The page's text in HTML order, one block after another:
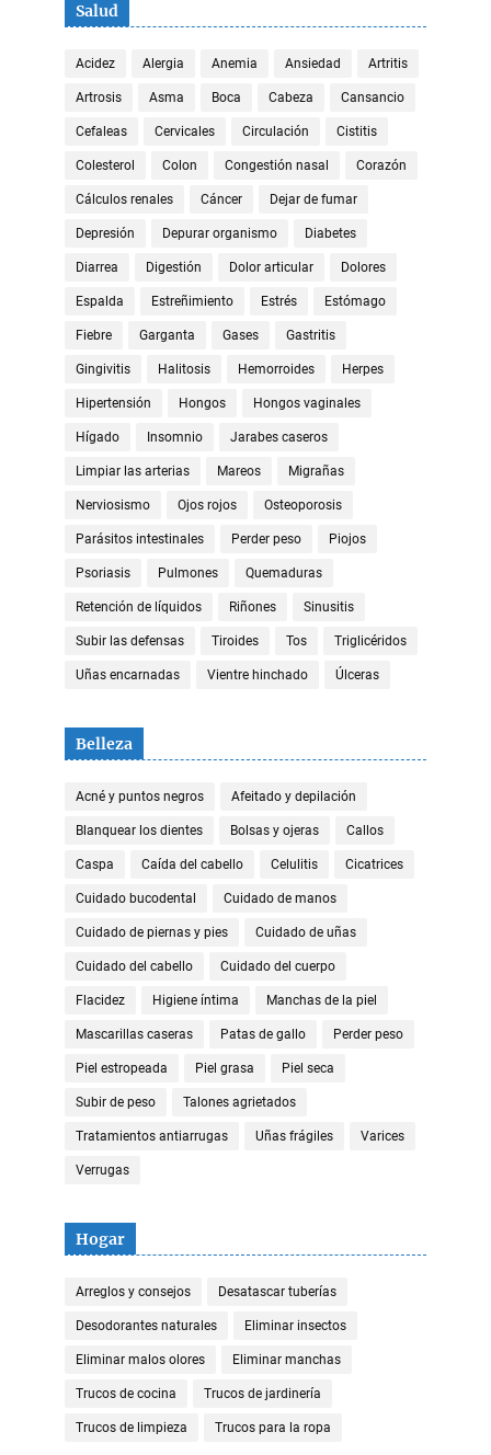
Salud
Acidez Alergia Anemia Ansiedad Artritis
Artrosis Asma Boca Cabeza Cansancio
Cefaleas Cervicales Circulación Cistitis
Colesterol Colon Congestión nasal Corazón
Cálculos renales Cáncer Dejar de fumar
Depresión Depurar organismo Diabetes
Diarrea Digestión Dolor articular Dolores
Espalda Estreñimiento Estrés Estómago
Fiebre Garganta Gases Gastritis
Gingivitis Halitosis Hemorroides Herpes
Hipertensión Hongos Hongos vaginales
Hígado Insomnio Jarabes caseros
Limpiar las arterias Mareos Migrañas
Nerviosismo Ojos rojos Osteoporosis
Parásitos intestinales Perder peso Piojos
Psoriasis Pulmones Quemaduras
Retención de líquidos Riñones Sinusitis
Subir las defensas Tiroides Tos Triglicéridos
Uñas encarnadas Vientre hinchado Úlceras
Belleza
Acné y puntos negros Afeitado y depilación
Blanquear los dientes Bolsas y ojeras Callos
Caspa Caída del cabello Celulitis Cicatrices
Cuidado bucodental Cuidado de manos
Cuidado de piernas y pies Cuidado de uñas
Cuidado del cabello Cuidado del cuerpo
Flacidez Higiene íntima Manchas de la piel
Mascarillas caseras Patas de gallo Perder peso
Piel estropeada Piel grasa Piel seca
Subir de peso Talones agrietados
Tratamientos antiarrugas Uñas frágiles Varices
Verrugas
Hogar
Arreglos y consejos Desatascar tuberías
Desodorantes naturales Eliminar insectos
Eliminar malos olores Eliminar manchas
Trucos de cocina Trucos de jardinería
Trucos de limpieza Trucos para la ropa